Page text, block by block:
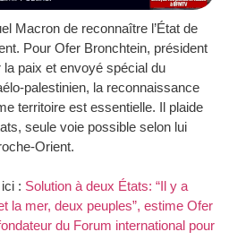
Macron de reconnaître l’État de
Pour Ofer Bronchtein, président
paix et envoyé spécial du
palestinien, la reconnaissance
territoire est essentielle. Il plaide
seule voie possible selon lui
Orient.
: Solution à deux États: “Il y a
la mer, deux peuples”, estime Ofer
du Forum international pour